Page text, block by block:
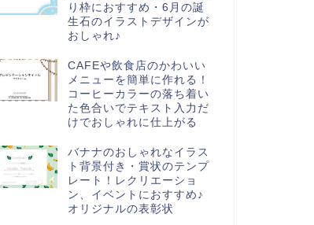
り枠におすすめ・6月の誕
生石のイラストデザインが
おしゃれ♪
CAFEや飲食店のかわいい
メニューを簡単に作れる！
コーヒーカラーの落ち着い
た色合いでテキスト入力だ
けでおしゃれに仕上がる
バナナのおしゃれなイラス
ト背景付き・賞状のテンプ
レート！レクリエーショ
ン、イベントにおすすめ♪
オリジナルの表彰状